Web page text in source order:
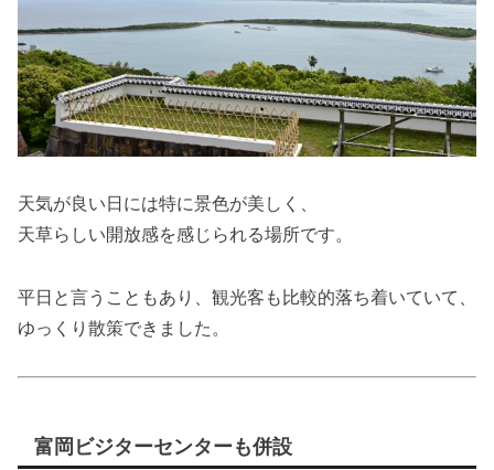
天気が良い日には特に景色が美しく、
天草らしい開放感を感じられる場所です。
平日と言うこともあり、観光客も比較的落ち着いていて、
ゆっくり散策できました。
富岡ビジターセンターも併設